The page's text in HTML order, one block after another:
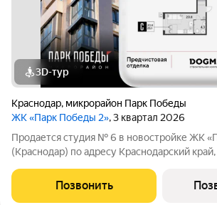
3D-тур
Краснодар, микрорайон Парк Победы
ЖК «Парк Победы 2», 3 квартал 2026
Продается студия № 6 в новостройке ЖК
(Краснодар) по адресу Краснодарский
этаж 2 из 18, секция 1. Тип проекта, по
монолит,
Позвонить